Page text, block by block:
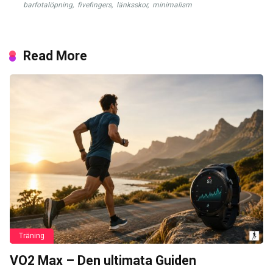
barfotalöpning, fivefingers, länksskor, minimalism
Read More
Träning
VO2 Max – Den ultimata Guiden